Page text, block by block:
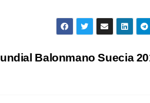
Balonmano Suecia